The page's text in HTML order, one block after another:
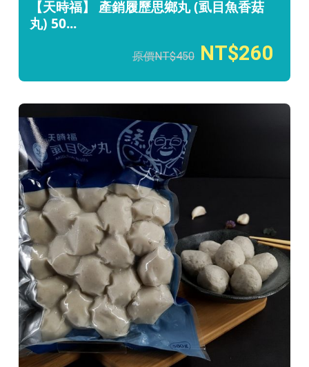
【天時福】 產銷履歷思鄉丸 (虱目魚香菇
丸) 50...
450 260